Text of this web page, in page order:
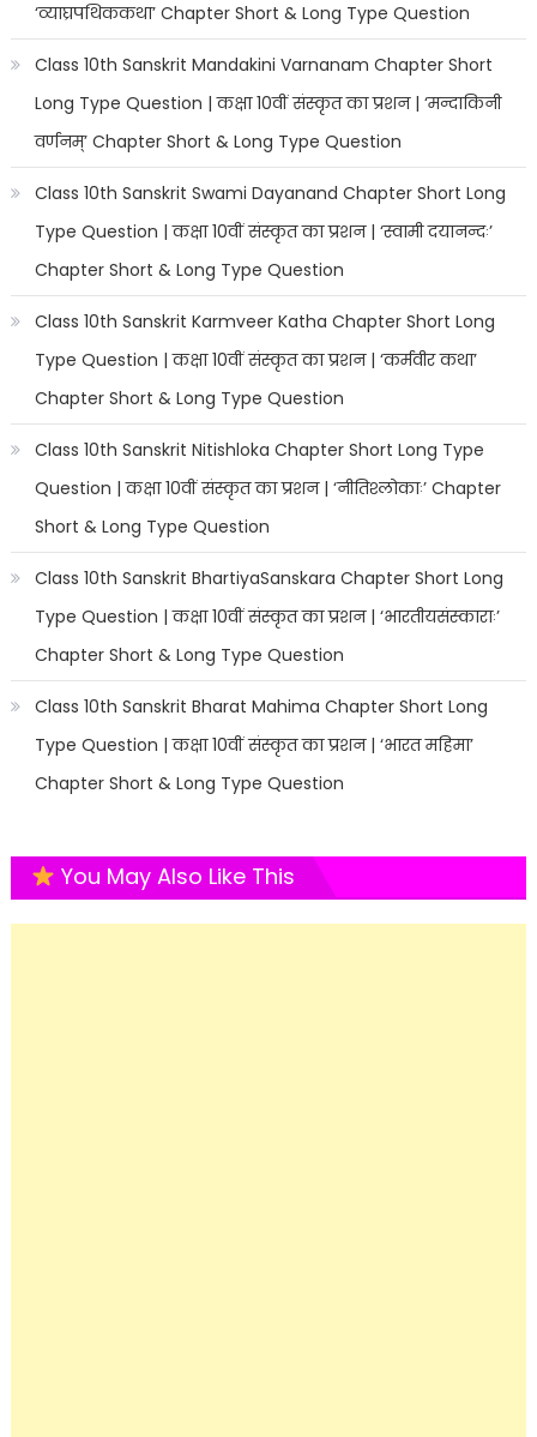
‘व्याघ्रपथिककथा’ Chapter Short & Long Type Question
Class 10th Sanskrit Mandakini Varnanam Chapter Short
Long Type Question | कक्षा 10वीं संस्कृत का प्रशन | ‘मन्दाकिनी
वर्णनम्’ Chapter Short & Long Type Question
Class 10th Sanskrit Swami Dayanand Chapter Short Long
Type Question | कक्षा 10वीं संस्कृत का प्रशन | ‘स्वामी दयानन्दः’
Chapter Short & Long Type Question
Class 10th Sanskrit Karmveer Katha Chapter Short Long
Type Question | कक्षा 10वीं संस्कृत का प्रशन | ‘कर्मवीर कथा’
Chapter Short & Long Type Question
Class 10th Sanskrit Nitishloka Chapter Short Long Type
Question | कक्षा 10वीं संस्कृत का प्रशन | ‘नीतिश्लोकाः’ Chapter
Short & Long Type Question
Class 10th Sanskrit BhartiyaSanskara Chapter Short Long
Type Question | कक्षा 10वीं संस्कृत का प्रशन | ‘भारतीयसंस्काराः’
Chapter Short & Long Type Question
Class 10th Sanskrit Bharat Mahima Chapter Short Long
Type Question | कक्षा 10वीं संस्कृत का प्रशन | ‘भारत महिमा’
Chapter Short & Long Type Question
You May Also Like This